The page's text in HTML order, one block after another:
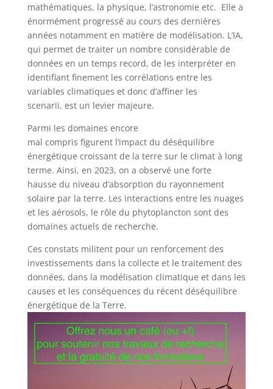
mathématiques, la physique, l’astronomie etc. Elle a
énormément progressé au cours des dernières
années notamment en matière de modélisation. L’IA,
qui permet de traiter un nombre considérable de
données en un temps record, de les interpréter en
identifiant finement les corrélations entre les
variables climatiques et donc d’affiner les
scenarii, est un levier majeure.
Parmi les domaines encore
mal compris figurent l’impact du déséquilibre
énergétique croissant de la terre sur le climat à long
terme. Ainsi, en 2023, on a observé une forte
hausse du niveau d’absorption du rayonnement
solaire par la terre. Les interactions entre les nuages
et les aérosols, le rôle du phytoplancton sont des
domaines actuels de recherche.
Ces constats militent pour un renforcement des
investissements dans la collecte et le traitement des
données, dans la modélisation climatique et dans les
causes et les conséquences du récent déséquilibre
énergétique de la Terre.